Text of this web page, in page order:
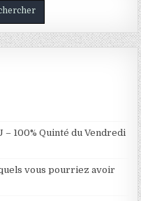
100% Quinté du Vendredi
vous pourriez avoir